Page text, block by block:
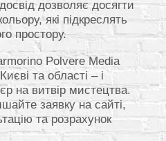
дозволяє досягти
які підкреслять
простору.
Polvere Media
та області – і
на витвір мистецтва.
заявку на сайті,
та розрахунок